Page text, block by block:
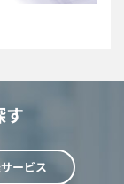
す
ービス